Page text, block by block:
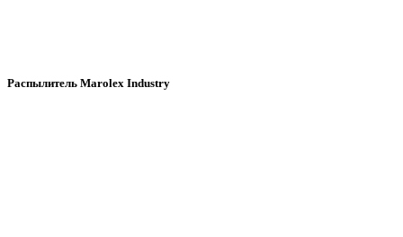
Распылитель Marolex Industry